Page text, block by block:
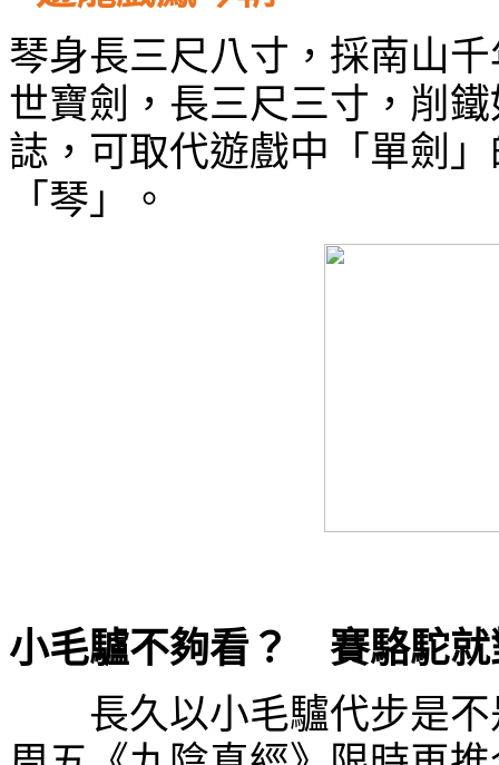
琴身長三尺八寸，採南山
世寶劍，長三尺三寸，削
誌，可取代遊戲中「單劍
「琴」。
小毛驢不夠看？ 賽駱駝就
長久以小毛驢代步是不